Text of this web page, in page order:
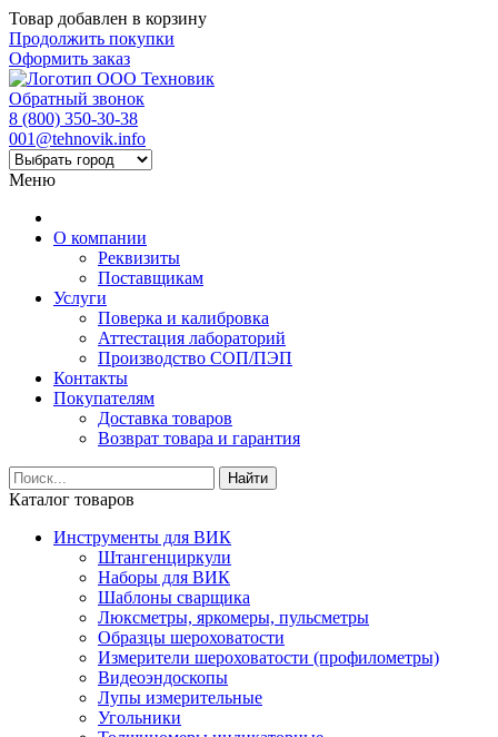
Товар добавлен в корзину
Продолжить покупки
Оформить заказ
Обратный звонок
8 (800) 350-30-38
001@tehnovik.info
Меню
О компании
Реквизиты
Поставщикам
Услуги
Поверка и калибровка
Аттестация лабораторий
Производство СОП/ПЭП
Контакты
Покупателям
Доставка товаров
Возврат товара и гарантия
Найти
Каталог товаров
Инструменты для ВИК
Штангенциркули
Наборы для ВИК
Шаблоны сварщика
Люксметры, яркомеры, пульсметры
Образцы шероховатости
Измерители шероховатости (профилометры)
Видеоэндоскопы
Лупы измерительные
Угольники